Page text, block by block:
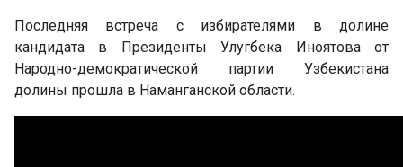
Последняя встреча с избирателями в долине
кандидата в Президенты Улугбека Иноятова от
Народно-демократической партии Узбекистана
долины прошла в Наманганской области.